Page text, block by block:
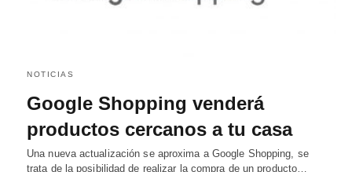
NOTICIAS
Google Shopping venderá
productos cercanos a tu casa
Una nueva actualización se aproxima a Google Shopping, se
trata de la posibilidad de realizar la compra de un producto…